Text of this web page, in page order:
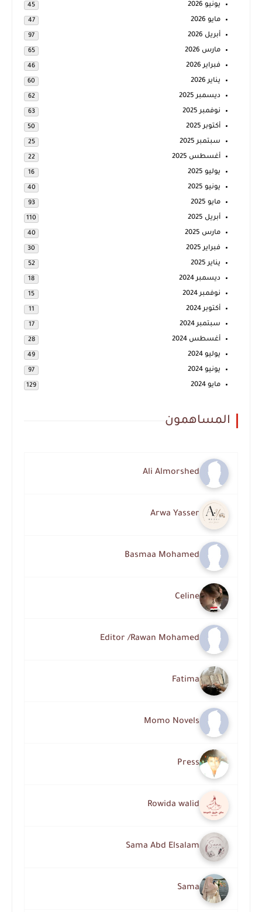
يونيو 2026 45
مايو 2026 47
أبريل 2026 97
مارس 2026 65
فبراير 2026 46
يناير 2026 60
ديسمبر 2025 62
نوفمبر 2025 63
أكتوبر 2025 50
سبتمبر 2025 25
أغسطس 2025 22
يوليو 2025 16
يونيو 2025 40
مايو 2025 93
أبريل 2025 110
مارس 2025 40
فبراير 2025 30
يناير 2025 52
ديسمبر 2024 18
نوفمبر 2024 15
أكتوبر 2024 11
سبتمبر 2024 17
أغسطس 2024 28
يوليو 2024 49
يونيو 2024 97
مايو 2024 129
المساهمون
Ali Almorshed
Arwa Yasser
Basmaa Mohamed
Celine
Editor /Rawan Mohamed
Fatima
Momo Novels
Press
Rowida walid
Sama Abd Elsalam
Sama